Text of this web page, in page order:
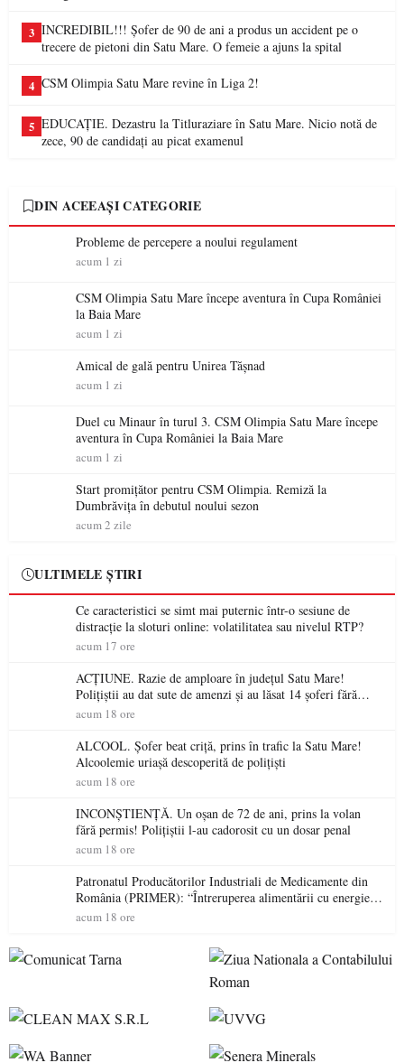
3 INCREDIBIL!!! Șofer de 90 de ani a produs un accident pe o
trecere de pietoni din Satu Mare. O femeie a ajuns la spital
4 CSM Olimpia Satu Mare revine în Liga 2!
5 EDUCAȚIE. Dezastru la Titluraziare în Satu Mare. Nicio notă de
zece, 90 de candidați au picat examenul
DIN ACEEAȘI CATEGORIE
Probleme de percepere a noului regulament
acum 1 zi
CSM Olimpia Satu Mare începe aventura în Cupa României
la Baia Mare
acum 1 zi
Amical de gală pentru Unirea Tășnad
acum 1 zi
Duel cu Minaur în turul 3. CSM Olimpia Satu Mare începe
aventura în Cupa României la Baia Mare
acum 1 zi
Start promițător pentru CSM Olimpia. Remiză la
Dumbrăvița în debutul noului sezon
acum 2 zile
ULTIMELE ȘTIRI
Ce caracteristici se simt mai puternic într-o sesiune de
distracție la sloturi online: volatilitatea sau nivelul RTP?
acum 17 ore
ACȚIUNE. Razie de amploare în județul Satu Mare!
Polițiștii au dat sute de amenzi și au lăsat 14 șoferi fără
permis într-o singură zi
acum 18 ore
ALCOOL. Șofer beat criță, prins în trafic la Satu Mare!
Alcoolemie uriașă descoperită de polițiști
acum 18 ore
INCONȘTIENȚĂ. Un oșan de 72 de ani, prins la volan
fără permis! Polițiștii l-au cadorosit cu un dosar penal
acum 18 ore
Patronatul Producătorilor Industriali de Medicamente din
România (PRIMER): “Întreruperea alimentării cu energie
electrică a fabricilor de medicamente va pune în pericol
acum 18 ore